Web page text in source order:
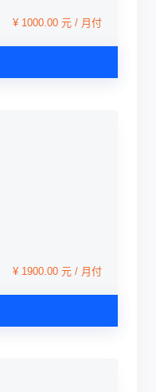
¥ 1000.00 元 / 月付
¥ 1900.00 元 / 月付